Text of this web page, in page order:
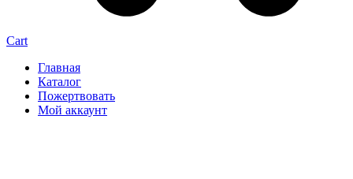
Cart
Главная
Каталог
Пожертвовать
Мой аккаунт